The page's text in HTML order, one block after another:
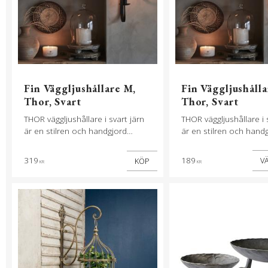
Fin Väggljushållare M,
Thor, Svart
THOR väggljushållare i svart järn
är en stilren och handgjord
319 KR KÖP
Fin
Thor, Svart
THOR väggljushållare
är en stilren och
som fästs på väggen.
189 KR